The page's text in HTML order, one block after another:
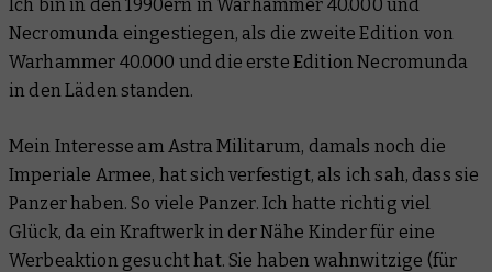
Ich bin in den 1990ern in Warhammer 40.000 und
Necromunda eingestiegen, als die zweite Edition von
Warhammer 40.000 und die erste Edition Necromunda
in den Läden standen.
Mein Interesse am Astra Militarum, damals noch die
Imperiale Armee, hat sich verfestigt, als ich sah, dass sie
Panzer haben. So viele Panzer. Ich hatte richtig viel
Glück, da ein Kraftwerk in der Nähe Kinder für eine
Werbeaktion gesucht hat. Sie haben wahnwitzige (für